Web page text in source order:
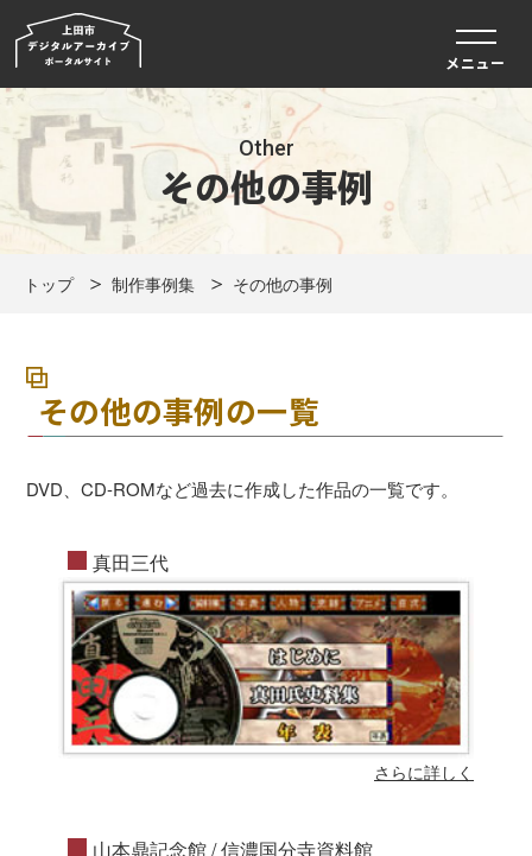
メニュー
Other
その他の事例
トップ 制作事例集 その他の事例
その他の事例の一覧
DVD、CD-ROMなど過去に作成した作品の一覧です。
真田三代
さらに詳しく
山本鼎記念館 / 信濃国分寺資料館